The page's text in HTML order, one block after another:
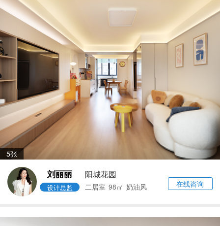
5张
刘丽丽
设计总监
阳城花园
二居室 98㎡ 奶油风 在线咨询